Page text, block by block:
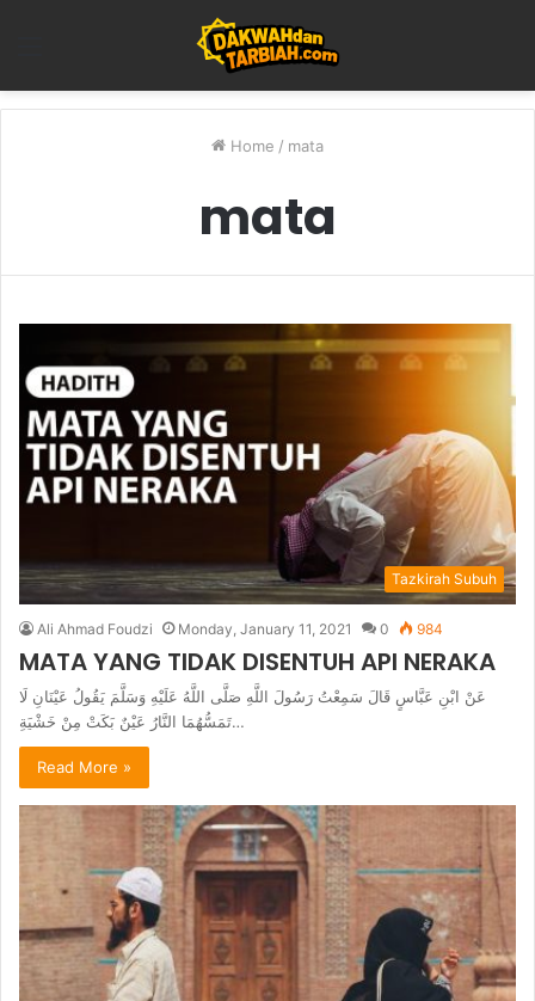
Home / mata
mata
Tazkirah Subuh
Ali Ahmad Foudzi Monday, January 11, 2021 0 984
MATA YANG TIDAK DISENTUH API NERAKA
عَنْ ابْنِ عَبَّاسٍ قَالَ سَمِعْتُ رَسُولَ اللَّهِ صَلَّى اللَّهُ عَلَيْهِ وَسَلَّمَ يَقُولُ عَيْنَانِ لَا
تَمَسُّهُمَا النَّارُ عَيْنٌ بَكَتْ مِنْ خَشْيَةِ…
Read More »